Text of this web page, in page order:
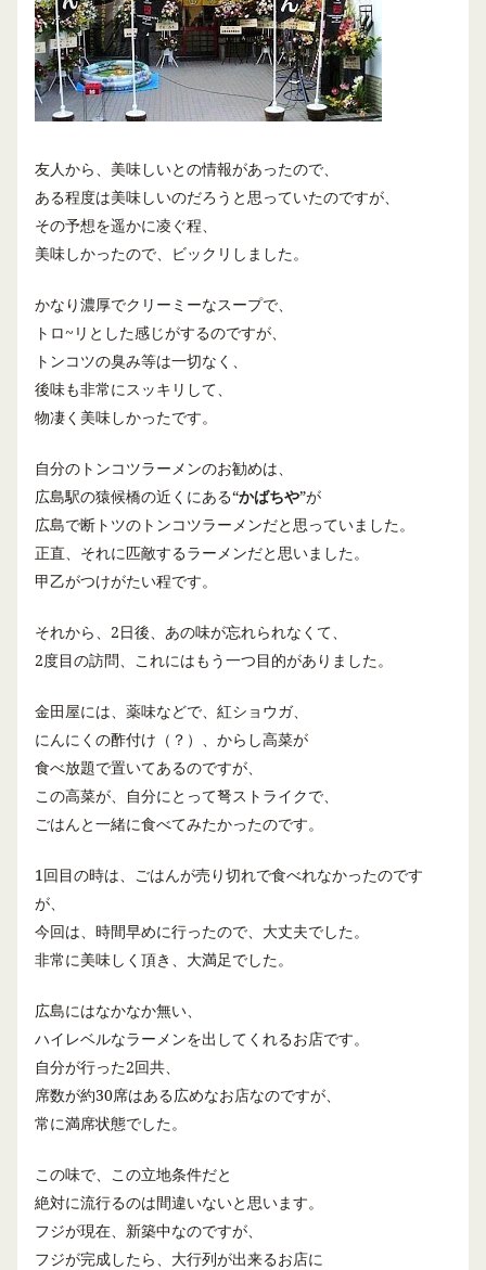
友人から、美味しいとの情報があったので、
ある程度は美味しいのだろうと思っていたのですが、
その予想を遥かに凌ぐ程、
美味しかったので、ビックリしました。
かなり濃厚でクリーミーなスープで、
トロ~ リとした感じがするのですが、
トンコツの臭み等は一切なく、
後味も非常にスッキリして、
物凄く美味しかったです。
自分のトンコツラーメンのお勧めは、
広島駅の猿候橋の近くにある“かばちや”が
広島で断トツのトンコツラーメンだと思っていました。
正直、それに匹敵するラーメンだと思いました。
甲乙がつけがたい程です。
それから、 2日後、あの味が忘れられなくて、
2度目の訪問、これにはもう一つ目的がありました。
金田屋には、薬味などで、紅ショウガ、
にんにくの酢付け（？）、 からし高菜が
食べ放題で置いてあるのですが、
この高菜が、自分にとって弩ストライクで、
ごはんと一緒に食べてみたかったのです。
1回目の時は、ごはんが売り切れで食べれなかったのです
が、
今回は、時間早めに行ったので、大丈夫でした。
非常に美味しく頂き、大満足でした。
広島にはなかなか無い、
ハイレベルなラーメンを出してくれるお店です。
自分が行った2回共、
席数が約30席はある広めなお店なのですが、
常に満席状態でした。
この味で、この立地条件だと
絶対に流行るのは間違いないと思います。
フジが現在、新築中なのですが、
フジが完成したら、大行列が出来るお店に